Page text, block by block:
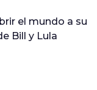
el mundo a su
Bill y Lula